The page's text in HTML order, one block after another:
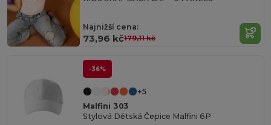
Najnižší cena:
73,96 kč179,11 kč
-36%
+5
Malfini 303
Stylová Dětská Čepice Malfini 6P